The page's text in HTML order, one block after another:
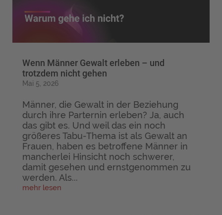
Wenn Männer Gewalt erleben – und
trotzdem nicht gehen
Mai 5, 2026
Männer, die Gewalt in der Beziehung
durch ihre Parternin erleben? Ja, auch
das gibt es. Und weil das ein noch
größeres Tabu-Thema ist als Gewalt an
Frauen, haben es betroffene Männer in
mancherlei Hinsicht noch schwerer,
damit gesehen und ernstgenommen zu
werden. Als...
mehr lesen